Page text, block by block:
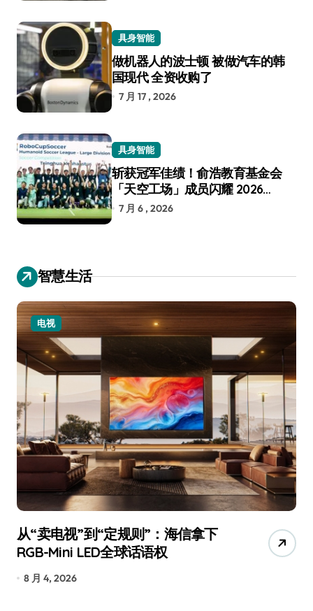
具身智能
做机器人的波士顿 被做汽车的韩
国现代 全资收购了
7 月 17 , 2026
具身智能
斩获冠军佳绩！俞浩教育基金会
「天空工场」成员闪耀 2026
RoboCup 机器人世界杯
7 月 6 , 2026
智慧生活
电视
从“卖电视”到“定规则”：海信拿下
RGB-Mini LED全球话语权
8 月 4, 2026